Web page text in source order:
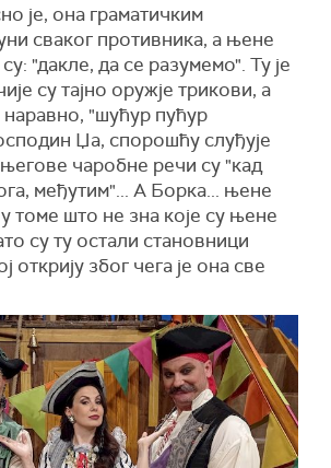
је, она граматичким
сваког противника, а њене
"дакле, да се разумемо". Ту је
су тајно оружје трикови, а
"шућур пућур
Џа, спорошћу слуђује
чаробне речи су "кад
међутим"... А Борка... њене
томе што не зна које су њене
су ту остали становници
открију због чега је она све